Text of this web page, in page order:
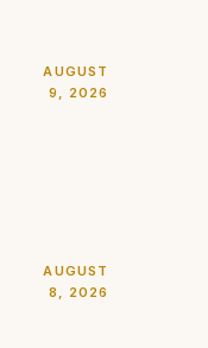
AUGUST
9, 2026
AUGUST
8, 2026